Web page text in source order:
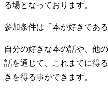
る場となっております。
参加条件は「本が好きである
自分の好きな本の話や、他
話を通じて、これまでに得
きを得る事ができます。